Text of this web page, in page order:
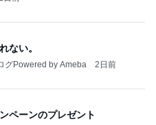
ない。
グPowered by Ameba 2日前
ペーンのプレゼント